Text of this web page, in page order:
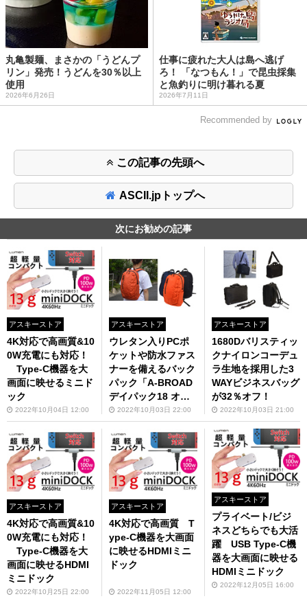
丸亀製麺、まさかの「うどんプ
リン」発売！うどんを30％以上
使用
2026年6月26日
仕事に疲れた大人は島へ逃げ
ろ！ 「なつもん！」で昆虫採集
と魚釣りに明け暮れる夏
2026年7月11日
Recommended by
この記事の先頭へ
ASCII.jpトップへ
次にお勧めの記事
アスキーストア
4K対応で高画質&10
0W充電にも対応！
Type-C機器を大
画面に映せるミニド
ック
2022年10月04日 12:00
アスキーストア
ウレタン入りPCポ
ケットや防水ファス
ナーを備えるバック
パック「A-BROAD
デイパック18 オレ
ンジ DP-18AB」が5
0％オフ！
2022年10月03日 22:00
アスキーストア
1680Dバリスティッ
クナイロンコーデュ
ラ生地を採用した3
WAYビジネスバッグ
が32％オフ！
2022年10月03日 21:00
アスキーストア
4K対応で高画質&10
0W充電にも対応！
Type-C機器を大
画面に映せるHDMI
ミニドック
2022年10月25日 22:00
アスキーストア
4K対応で高画質 T
ype-C機器を大画面
に映せるHDMIミニ
ドック
2022年11月05日 12:00
アスキーストア
プライベート/ビジ
ネスどちらでも大活
躍 USB Type-C機
器を大画面に映せる
HDMIミニドック
2022年12月05日 16:00